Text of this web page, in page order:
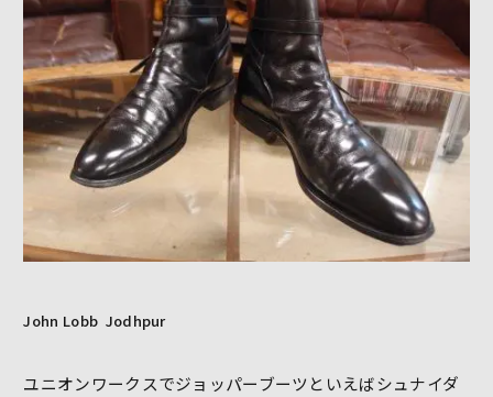
John Lobb Jodhpur
ユニオンワークスでジョッパーブーツといえばシュナイダ